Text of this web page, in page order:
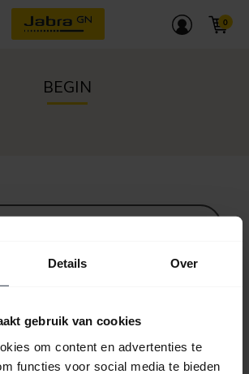
Details Over
gebruik van cookies
om content en advertenties te
functies voor social media te bieden
BEGIN
Bluetooth-koppelgids